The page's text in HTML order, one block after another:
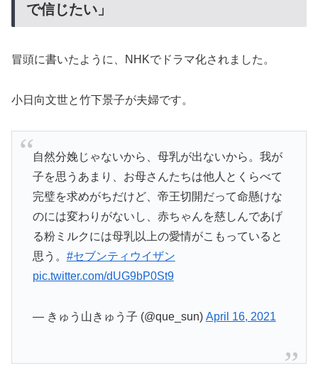
で信じたい」
冒頭に書いたように、NHKでドラマ化されました。
小日向文世と竹下景子が夫婦です。
自然分娩じゃないから、母乳が出ないから。我が
子を思うあまり、お母さんたちは他人とくらべて
完璧を求めがちだけど、帝王切開だって命懸けな
のには変わりがないし、赤ちゃんを慈しんであげ
る粉ミルクには母乳以上の愛情がこもっていると
思う。 #セブンティウイザン
pic.twitter.com/dUG9bP0St9
— きゅう山きゅう子 (@que_sun) April 16, 2021